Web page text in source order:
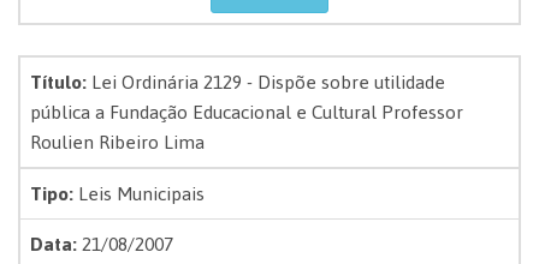
Título:Lei Ordinária 2129 - Dispõe sobre utilidade
pública a Fundação Educacional e Cultural Professor
Roulien Ribeiro Lima
Tipo:Leis Municipais
Data:21/08/2007